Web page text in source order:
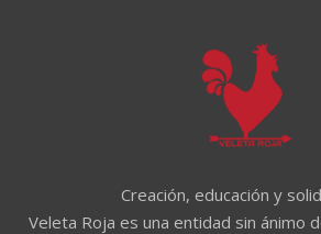
Creación, educación y
Veleta Roja es una entidad sin ánimo